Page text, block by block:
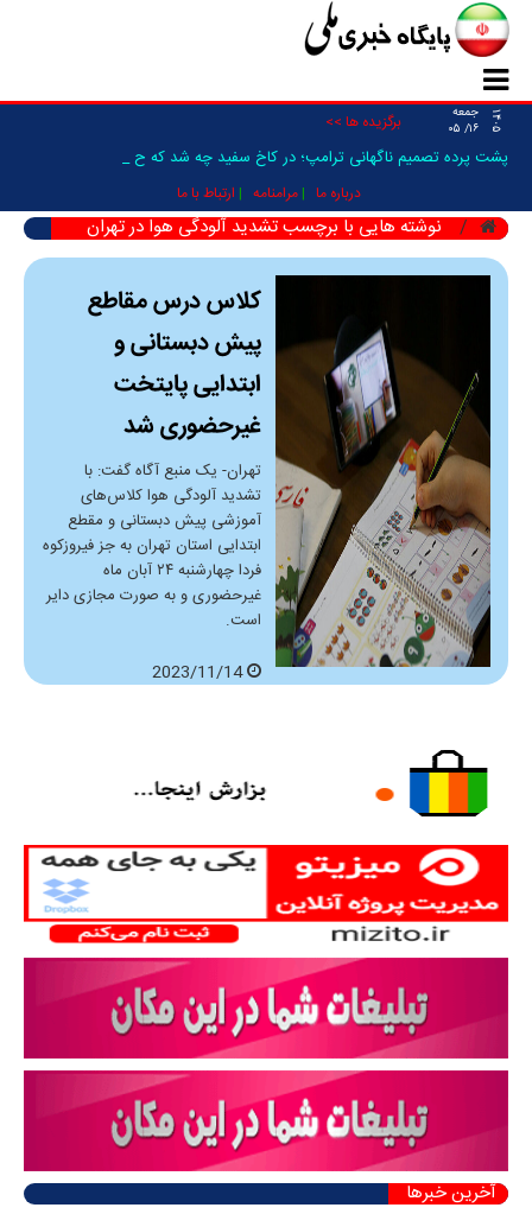
۱۴۰۵
جمعه
۱۶/ ۰۵
برگزیده ها >>
پشت پرده تصمیم ناگهانی ترامپ؛ در کاخ سفید چه شد که حمله_
درباره ما مرامنامه ارتباط با ما
نوشته هایی با برچسب تشدید آلودگی هوا در تهران
کلاس درس مقاطع
پیش دبستانی و
ابتدایی پایتخت
غیرحضوری شد
تهران- یک منبع آگاه گفت: با
تشدید آلودگی هوا کلاس‌های
آموزشی پیش دبستانی و مقطع
ابتدایی استان تهران به جز فیروزکوه
فردا چهارشنبه ۲۴ آبان ماه
غیرحضوری و به صورت مجازی دایر
است.
2023/11/14
آخرین خبرها